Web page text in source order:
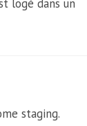
logé dans un
staging.